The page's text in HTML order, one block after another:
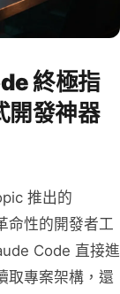
終極指
開發神器
推出的
命性的開發者工
Code 直接進
取專案架構，還